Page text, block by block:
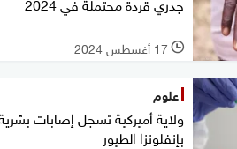
l 17 أغسطس 2024
علوم
ولاية أميركية تسجل إصابات
بإنفلونزا الطيور